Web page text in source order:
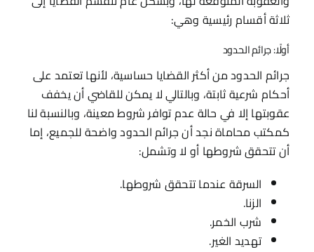
ثلاثة أقسام رئيسية وهي:
أولًا: جرائم الحدود
جرائم الحدود من أكثر القضايا حساسية، لأنها تعتمد على
أحكام شرعية ثابتة، وبالتالي لا يمكن للقاضي أن يخفف
عقوبتها إلا في حالة عدم توافر شروط معينة، وبالنسبة لنا
كمكتب محاماة نجد أن جرائم الحدود واضحة للجميع، إما
أن تتحقق شروطها أو لا وتشمل:
السرقة عندما تتحقق شروطها.
الزنا.
شرب الخمر.
تهديد الغير.